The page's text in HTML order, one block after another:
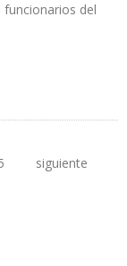
del
siguiente